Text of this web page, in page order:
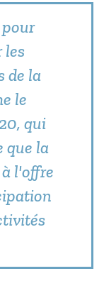
pour
les
de la
le
qui
que la
l'offre